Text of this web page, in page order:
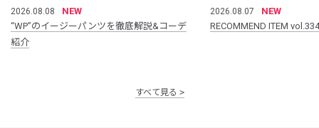
2026.08.08
NEW
“WP”のイージーパンツを徹底解説&コーデ
紹介
2026.08.07
NEW
RECOMMEND ITEM vol.334
すべて見る